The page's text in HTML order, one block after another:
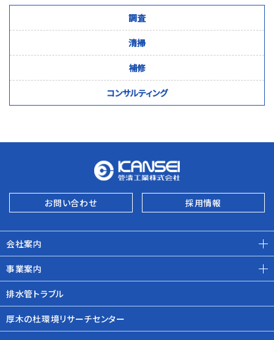
調査
清掃
補修
コンサルティング
お問い合わせ 採用情報
会社案内
事業案内
排水管トラブル
厚木の杜環境リサーチセンター